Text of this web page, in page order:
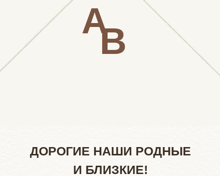
Анатолий и
АВ
ДОРОГИЕ НАШИ РОДНЫЕ
И БЛИЗКИЕ!